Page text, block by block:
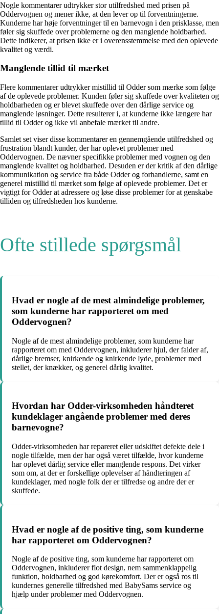
Nogle kommentarer udtrykker stor utilfredshed med prisen på
Oddervognen og mener ikke, at den lever op til forventningerne.
Kunderne har høje forventninger til en barnevogn i den prisklasse, men
føler sig skuffede over problemerne og den manglende holdbarhed.
Dette indikerer, at prisen ikke er i overensstemmelse med den oplevede
kvalitet og værdi.
Manglende tillid til mærket
Flere kommentarer udtrykker mistillid til Odder som mærke som følge
af de oplevede problemer. Kunden føler sig skuffede over kvaliteten og
holdbarheden og er blevet skuffede over den dårlige service og
manglende løsninger. Dette resulterer i, at kunderne ikke længere har
tillid til Odder og ikke vil anbefale mærket til andre.
Samlet set viser disse kommentarer en gennemgående utilfredshed og
frustration blandt kunder, der har oplevet problemer med
Oddervognen. De nævner specifikke problemer med vognen og den
manglende kvalitet og holdbarhed. Desuden er der kritik af den dårlige
kommunikation og service fra både Odder og forhandlerne, samt en
generel mistillid til mærket som følge af oplevede problemer. Det er
vigtigt for Odder at adressere og løse disse problemer for at genskabe
tilliden og tilfredsheden hos kunderne.
Ofte stillede spørgsmål
Hvad er nogle af de mest almindelige problemer,
som kunderne har rapporteret om med
Oddervognen?
Nogle af de mest almindelige problemer, som kunderne har
rapporteret om med Oddervognen, inkluderer hjul, der falder af,
dårlige bremser, knirkende og knirkende lyde, problemer med
stellet, der knækker, og generel dårlig kvalitet.
Hvordan har Odder-virksomheden håndteret
kundeklager angående problemer med deres
barnevogne?
Odder-virksomheden har repareret eller udskiftet defekte dele i
nogle tilfælde, men der har også været tilfælde, hvor kunderne
har oplevet dårlig service eller manglende respons. Det virker
som om, at der er forskellige oplevelser af håndteringen af ​​
kundeklager, med nogle folk der er tilfredse og andre der er
skuffede.
Hvad er nogle af de positive ting, som kunderne
har rapporteret om Oddervognen?
Nogle af de positive ting, som kunderne har rapporteret om
Oddervognen, inkluderer flot design, nem sammenklappelig
funktion, holdbarhed og god kørekomfort. Der er også ros til
kundernes generelle tilfredshed med BabySams service og
hjælp under problemer med Oddervognen.